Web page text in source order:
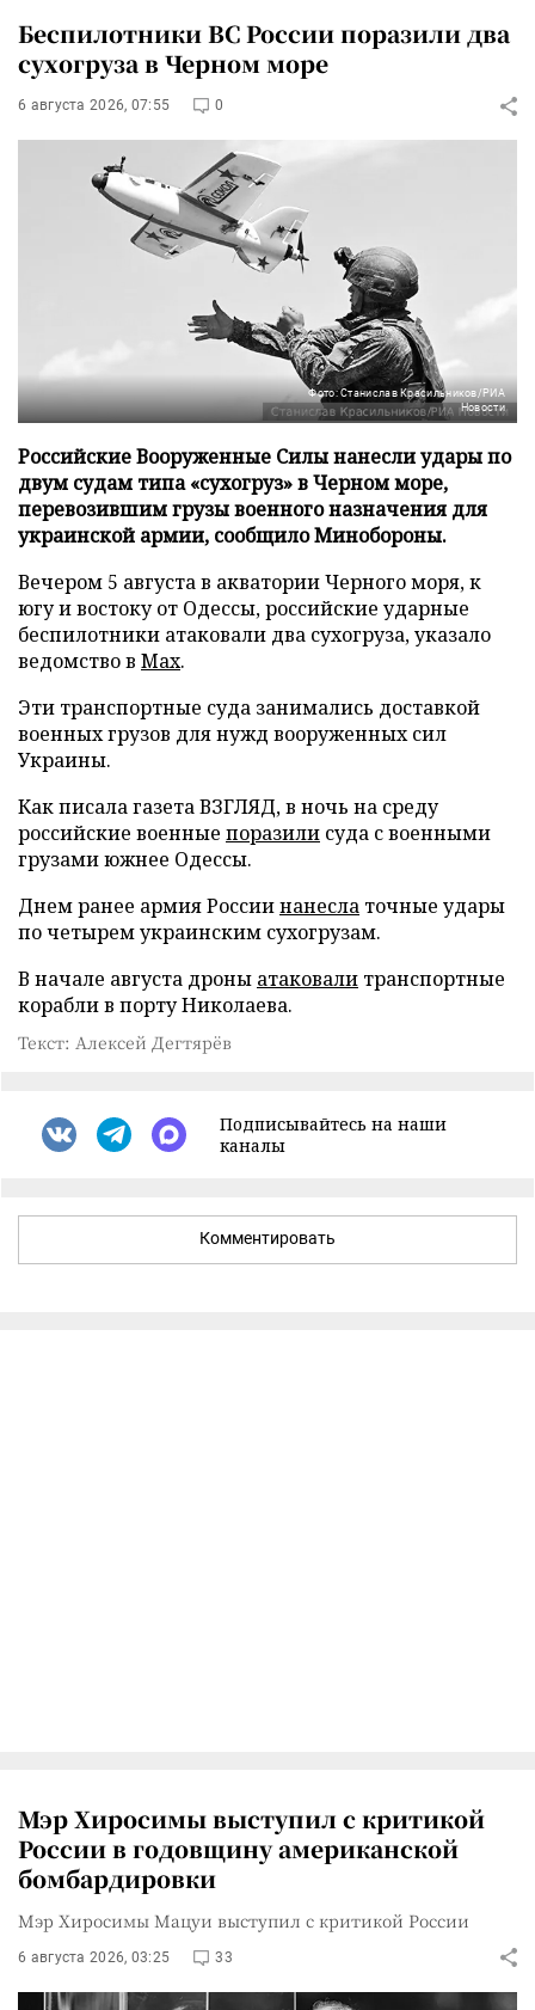
Беспилотники ВС России поразили два
сухогруза в Черном море
6 августа 2026, 07:55 0
Фото: Станислав Красильников/РИА
Новости
Российские Вооруженные Силы нанесли удары по
двум судам типа «сухогруз» в Черном море,
перевозившим грузы военного назначения для
украинской армии, сообщило Минобороны.
Вечером 5 августа в акватории Черного моря, к
югу и востоку от Одессы, российские ударные
беспилотники атаковали два сухогруза, указало
ведомство в Max.
Эти транспортные суда занимались доставкой
военных грузов для нужд вооруженных сил
Украины.
Как писала газета ВЗГЛЯД, в ночь на среду
российские военные поразили суда с военными
грузами южнее Одессы.
Днем ранее армия Россиинанесла точные удары
по четырем украинским сухогрузам.
В начале августа дроны атаковали транспортные
корабли в порту Николаева.
Текст: Алексей Дегтярёв
Подписывайтесь на наши
каналы
Комментировать
Мэр Хиросимы выступил с критикой
России в годовщину американской
бомбардировки
Мэр Хиросимы Мацуи выступил с критикой России
6 августа 2026, 03:25 33